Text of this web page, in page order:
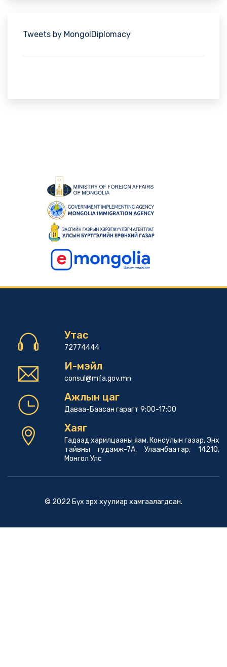
Tweets by MongolDiplomacy
Утас
72774444
И-мэйл
consul@mfa.gov.mn
Ажлын цаг
Даваа-Баасан гарагт 9:00-17:00
Хаяг
Гадаад харилцааны яам, Консулын газар, Энх
тайвны гудамж-7А, Улаанбаатар, 14210,
Монгол Улс
© 2022 Бүх эрх хуулиар хамгаалагдсан.